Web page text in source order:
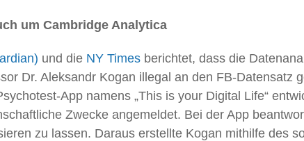
um Cambridge Analytica
und die NY Times berichtet, dass die
Dr. Aleksandr Kogan illegal an den FB-Datensatz
App namens „This is your Digital Life“
Zwecke angemeldet. Bei der App
zu lassen. Daraus erstellte Kogan mithilfe des